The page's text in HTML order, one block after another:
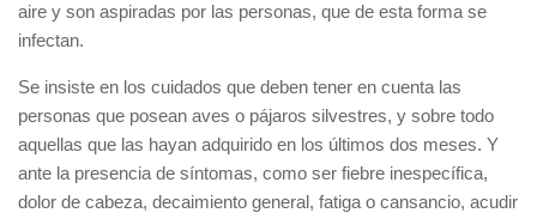
aire y son aspiradas por las personas, que de esta forma se
infectan.
Se insiste en los cuidados que deben tener en cuenta las
personas que posean aves o pájaros silvestres, y sobre todo
aquellas que las hayan adquirido en los últimos dos meses. Y
ante la presencia de síntomas, como ser fiebre inespecífica,
dolor de cabeza, decaimiento general, fatiga o cansancio, acudir